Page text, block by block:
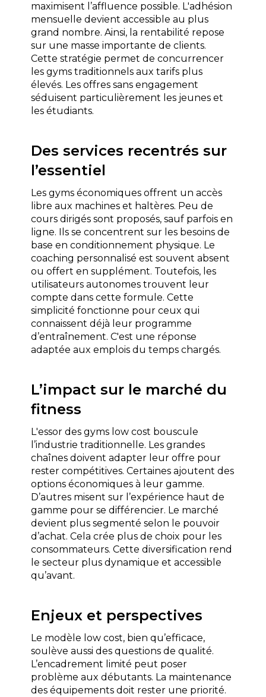
maximisent l’affluence possible. L'adhésion
mensuelle devient accessible au plus
grand nombre. Ainsi, la rentabilité repose
sur une masse importante de clients.
Cette stratégie permet de concurrencer
les gyms traditionnels aux tarifs plus
élevés. Les offres sans engagement
séduisent particulièrement les jeunes et
les étudiants.
Des services recentrés sur
l’essentiel
Les gyms économiques offrent un accès
libre aux machines et haltères. Peu de
cours dirigés sont proposés, sauf parfois en
ligne. Ils se concentrent sur les besoins de
base en conditionnement physique. Le
coaching personnalisé est souvent absent
ou offert en supplément. Toutefois, les
utilisateurs autonomes trouvent leur
compte dans cette formule. Cette
simplicité fonctionne pour ceux qui
connaissent déjà leur programme
d’entraînement. C'est une réponse
adaptée aux emplois du temps chargés.
L’impact sur le marché du
fitness
L'essor des gyms low cost bouscule
l’industrie traditionnelle. Les grandes
chaînes doivent adapter leur offre pour
rester compétitives. Certaines ajoutent des
options économiques à leur gamme.
D’autres misent sur l’expérience haut de
gamme pour se différencier. Le marché
devient plus segmenté selon le pouvoir
d’achat. Cela crée plus de choix pour les
consommateurs. Cette diversification rend
le secteur plus dynamique et accessible
qu’avant.
Enjeux et perspectives
Le modèle low cost, bien qu’efficace,
soulève aussi des questions de qualité.
L’encadrement limité peut poser
problème aux débutants. La maintenance
des équipements doit rester une priorité.